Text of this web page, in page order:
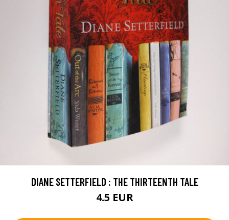
DIANE SETTERFIELD : THE THIRTEENTH TALE
4.5 EUR